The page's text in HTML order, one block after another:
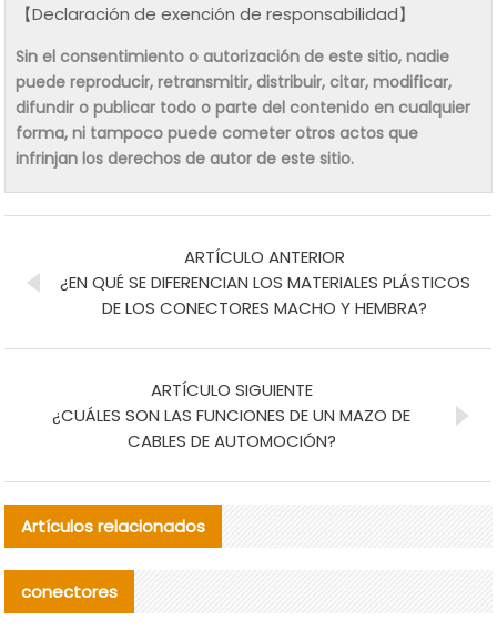
【Declaración de exención de responsabilidad】
Sin el consentimiento o autorización de este sitio, nadie
puede reproducir, retransmitir, distribuir, citar, modificar,
difundir o publicar todo o parte del contenido en cualquier
forma, ni tampoco puede cometer otros actos que
infrinjan los derechos de autor de este sitio.
ARTÍCULO ANTERIOR
¿EN QUÉ SE DIFERENCIAN LOS MATERIALES PLÁSTICOS
DE LOS CONECTORES MACHO Y HEMBRA?
ARTÍCULO SIGUIENTE
¿CUÁLES SON LAS FUNCIONES DE UN MAZO DE
CABLES DE AUTOMOCIÓN?
Artículos relacionados
conectores